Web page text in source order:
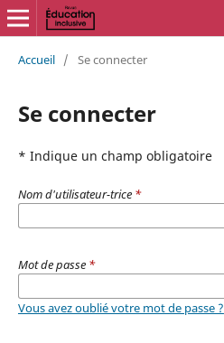
Accueil / Se connecter
Se connecter
* Indique un champ obligatoire
Nom d'utilisateur-trice *
Mot de passe *
Vous avez oublié votre mot de passe ?